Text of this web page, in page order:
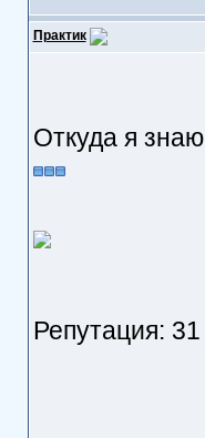
Практик
Откуда я знаю
Репутация: 31